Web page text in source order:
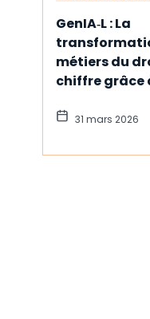
GenIA‑L : La
métiers du
chiffre grâce
31 mars 2026